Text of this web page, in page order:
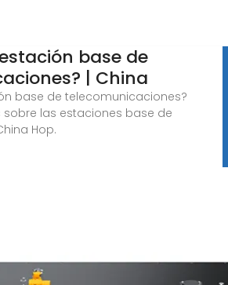
base de
| China
base de telecomunicaciones?
las estaciones base de
Hop.